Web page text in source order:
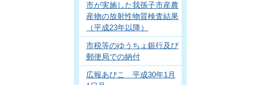
市が実施した我孫子市産農
産物の放射性物質検査結果
（平成23年以降）
市税等のゆうちょ銀行及び
郵便局での納付
広報あびこ 平成30年1月